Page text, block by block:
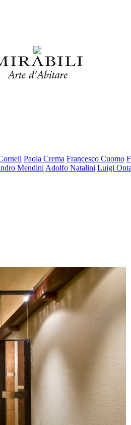
Paola Crema Francesco Cuomo
Mendini Adolfo Natalini Luigi